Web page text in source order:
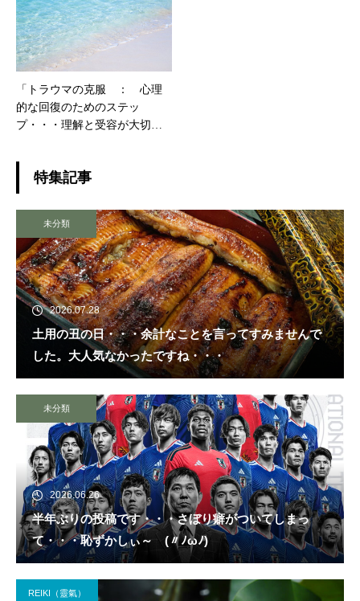
「トラウマの克服 ： 心理
的な回復のためのステッ
プ・・・理解と受容が大切で
特集記事
未分類
2026.07.28
土用の丑の日・・・余計なことを言ってすみませんで
した。大人気なかったですね・・・
未分類
2026.06.26
半年ぶりの投稿です・・・さぼり癖がついてしまっ
て・・・恥ずかしぃ～ (〃ﾉωﾉ)
REIKI（靈氣）